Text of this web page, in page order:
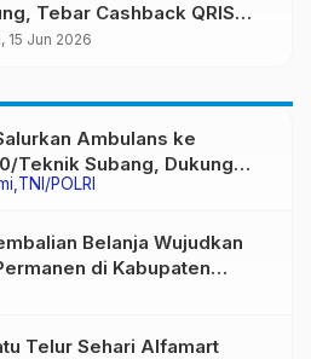
Tebar Cashback QRIS
Lucky Wheel Berhadiah
15 Jun 2026
TNI/POLRI
Ambulans ke
Teknik Subang, Dukung
Kesehatan Masyarakat
Belanja Wujudkan
di Kabupaten
Telur Sehari Alfamart